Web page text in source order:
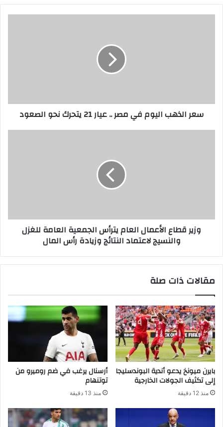
سعر الذهب اليوم في مصر .. عيار 21 يتحرك نحو الصعود
وزير قطاع الأعمال العام يترأس الجمعية العامة للغزل
والنسيج لاعتماد النتائج وزيادة رأس المال
مقالات ذات صلة
بايرن ميونخ يدعو أندية البوندسليجا
إلى تكثيف الجولات الخارجية
منذ 12 دقيقة
أرسنال يرغب في ضم روميرو من
توتنهام
منذ 13 دقيقة